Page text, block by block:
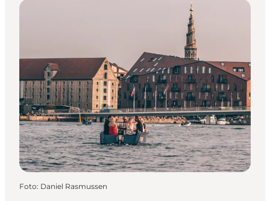
Foto: Daniel Rasmussen